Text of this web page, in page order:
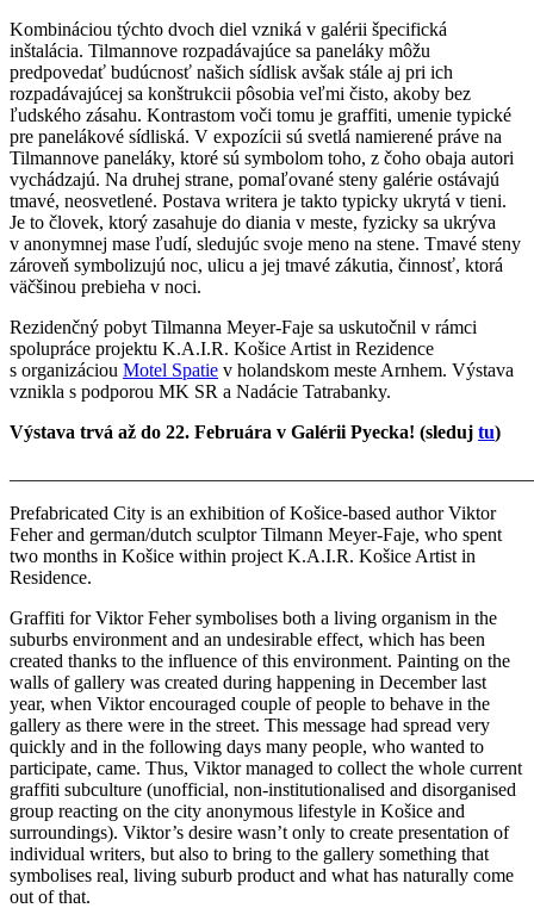
Kombináciou týchto dvoch diel vzniká v galérii špecifická
inštalácia. Tilmannove rozpadávajúce sa paneláky môžu
predpovedať budúcnosť našich sídlisk avšak stále aj pri ich
rozpadávajúcej sa konštrukcii pôsobia veľmi čisto, akoby bez
ľudského zásahu. Kontrastom voči tomu je graffiti, umenie typické
pre panelákové sídliská. V expozícii sú svetlá namierené práve na
Tilmannove paneláky, ktoré sú symbolom toho, z čoho obaja autori
vychádzajú. Na druhej strane, pomaľované steny galérie ostávajú
tmavé, neosvetlené. Postava writera je takto typicky ukrytá v tieni.
Je to človek, ktorý zasahuje do diania v meste, fyzicky sa ukrýva
v anonymnej mase ľudí, sledujúc svoje meno na stene. Tmavé steny
zároveň symbolizujú noc, ulicu a jej tmavé zákutia, činnosť, ktorá
väčšinou prebieha v noci.
Rezidenčný pobyt Tilmanna Meyer-Faje sa uskutočnil v rámci
spolupráce projektu K.A.I.R. Košice Artist in Rezidence
s organizáciou Motel Spatie v holandskom meste Arnhem. Výstava
vznikla s podporou MK SR a Nadácie Tatrabanky.
Výstava trvá až do 22. Februára v Galérii Pyecka! (sleduj tu)
Prefabricated City is an exhibition of Košice-based author Viktor
Feher and german/dutch sculptor Tilmann Meyer-Faje, who spent
two months in Košice within project K.A.I.R. Košice Artist in
Residence.
Graffiti for Viktor Feher symbolises both a living organism in the
suburbs environment and an undesirable effect, which has been
created thanks to the influence of this environment. Painting on the
walls of gallery was created during happening in December last
year, when Viktor encouraged couple of people to behave in the
gallery as there were in the street. This message had spread very
quickly and in the following days many people, who wanted to
participate, came. Thus, Viktor managed to collect the whole current
graffiti subculture (unofficial, non-institutionalised and disorganised
group reacting on the city anonymous lifestyle in Košice and
surroundings). Viktor’s desire wasn’t only to create presentation of
individual writers, but also to bring to the gallery something that
symbolises real, living suburb product and what has naturally come
out of that.